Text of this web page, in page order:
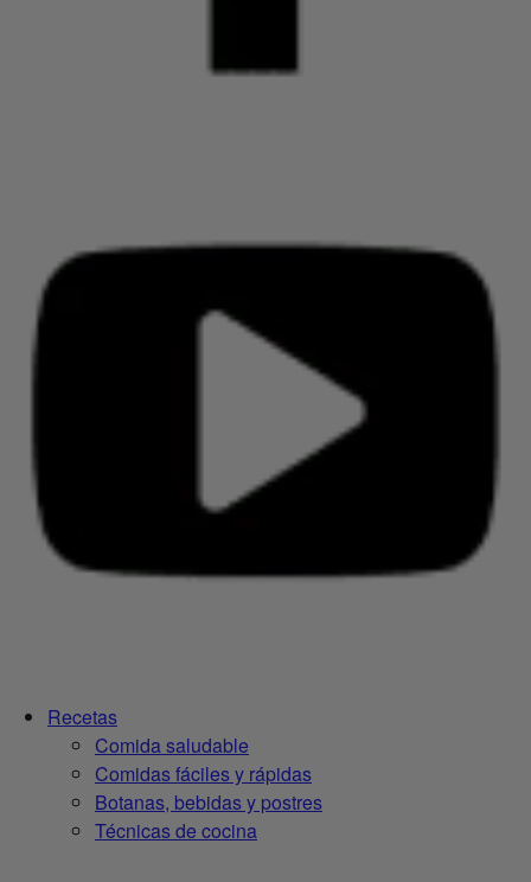
Recetas
Comida saludable
Comidas fáciles y rápidas
Botanas, bebidas y postres
Técnicas de cocina